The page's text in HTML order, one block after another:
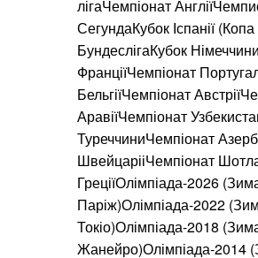
лігаЧемпіонат
СегундаКубок Іспанії
БундеслігаКубок
ФранціїЧемпіонат
БельгіїЧемпіонат
АравіїЧемпіонат
ТуреччиниЧемпіонат
ШвейцарііЧемпіонат
ГреціїОлімпіада-2026
Паріж)Олімпіада-2022
Токіо)Олімпіада-2018
Жанейро)Олімпіада-2014